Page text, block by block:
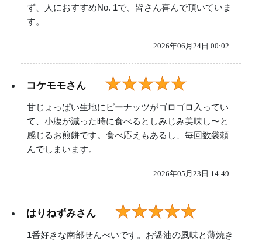
ず、人におすすめNo. 1で、皆さん喜んで頂いていま
す。
2026年06月24日 00:02
コケモモさん ★★★★★
甘じょっぱい生地にピーナッツがゴロゴロ入ってい
て、小腹が減った時に食べるとしみじみ美味し〜と
感じるお煎餅です。食べ応えもあるし、毎回数袋頼
んでしまいます。
2026年05月23日 14:49
はりねずみさん ★★★★★
1番好きな南部せんべいです。お醤油の風味と薄焼き